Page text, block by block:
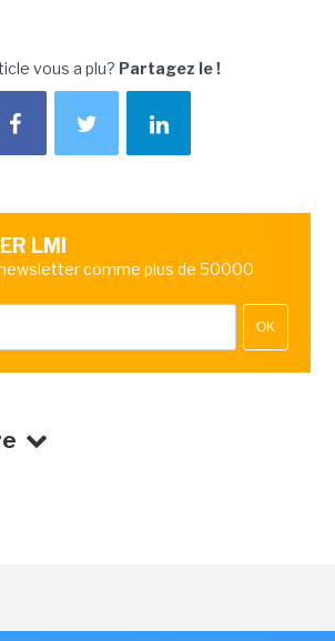
vous a plu? Partagez le !
LMI
comme plus de 50000
OK